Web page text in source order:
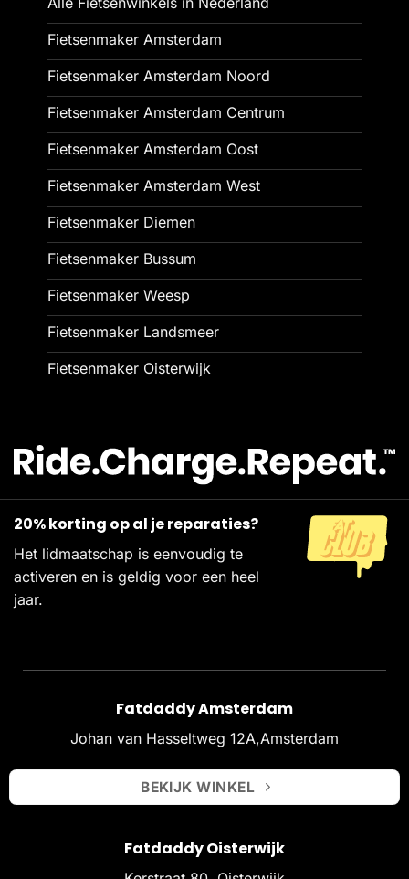
Fietsenmaker Amsterdam
Fietsenmaker Amsterdam Noord
Fietsenmaker Amsterdam Centrum
Fietsenmaker Amsterdam Oost
Fietsenmaker Amsterdam West
Fietsenmaker Diemen
Fietsenmaker Bussum
Fietsenmaker Weesp
Fietsenmaker Landsmeer
Fietsenmaker Oisterwijk
20% korting op al je reparaties?
Het lidmaatschap is eenvoudig te
activeren en is geldig voor een heel
jaar.
Fatdaddy Amsterdam
Johan van Hasseltweg 12A,Amsterdam
BEKIJK WINKEL
Fatdaddy Oisterwijk